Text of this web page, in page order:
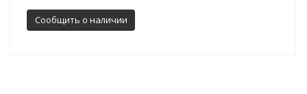
Сообщить о наличии